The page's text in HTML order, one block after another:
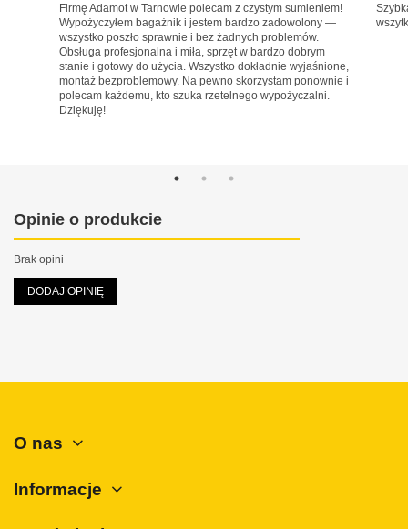
Firmę Adamot w Tarnowie polecam z czystym sumieniem!
Wypożyczyłem bagażnik i jestem bardzo zadowolony —
wszystko poszło sprawnie i bez żadnych problemów.
Obsługa profesjonalna i miła, sprzęt w bardzo dobrym
stanie i gotowy do użycia. Wszystko dokładnie wyjaśnione,
montaż bezproblemowy. Na pewno skorzystam ponownie i
polecam każdemu, kto szuka rzetelnego wypożyczalni.
Dziękuję!
Opinie o produkcie
Brak opini
DODAJ OPINIĘ
O nas
Informacje